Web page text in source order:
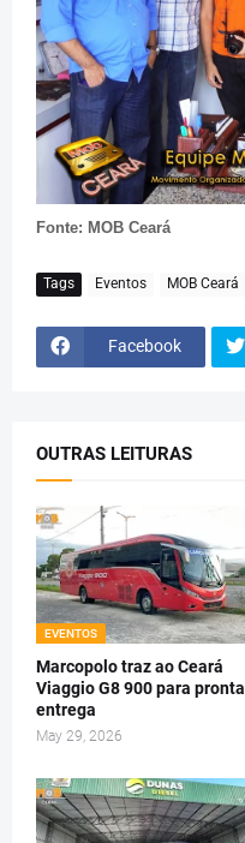
Fonte: MOB Ceará
Tags Eventos MOB Ceará
Facebook
OUTRAS LEITURAS
EVENTOS
Marcopolo traz ao Ceará
Viaggio G8 900 para pronta
entrega
May 29, 2026